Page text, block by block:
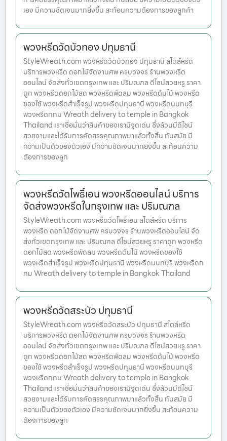
เอง มีความชัดเจนมากยิ่งขึ้น สะท้อนความต้องการของลูกค้า
พวงหรีดวัดบัวทอง ปทุมธานี
StyleWreath.com พวงหรีดวัดบัวทอง ปทุมธานี สไตล์หรีด
บริการพวงหรีด ดอกไม้จัดงานศพ ครบวงจร ร้านพวงหรีด
ออนไลน์ จัดส่งทั่วเขตกรุงเทพ และ ปริมณฑล ดีไซน์สวยหรู ราคา
ถูก พวงหรีดดอกไม้สด พวงหรีดพัดลม พวงหรีดต้นไม้ พวงหรีด
ของใช้ พวงหรีดสำเร็จรูป พวงหรีดปทุมธานี พวงหรีดนนทบุรี
พวงหรีดกทม Wreath delivery to temple in Bangkok
Thailand เราเชื่อมั่นว่าสินค้าของเรามีจุดเด่น ซึ่งล้วนมีดีไซน์
สวยงามและได้รับการคัดสรรคุณภาพมาแล้วทั้งสิ้น ทันสมัย มี
ความเป็นตัวของตัวเอง มีความชัดเจนมากยิ่งขึ้น สะท้อนความ
ต้องการของลูก
พวงหรีดวัดโพธิ์เอน พวงหรีดออนไลน์ บริการ
จัดส่งพวงหรีดในกรุงเทพ และ ปริมณฑล
StyleWreath.com พวงหรีดวัดโพธิ์เอน สไตล์หรีด บริการ
พวงหรีด ดอกไม้จัดงานศพ ครบวงจร ร้านพวงหรีดออนไลน์ จัด
ส่งทั่วเขตกรุงเทพ และ ปริมณฑล ดีไซน์สวยหรู ราคาถูก พวงหรีด
ดอกไม้สด พวงหรีดพัดลม พวงหรีดต้นไม้ พวงหรีดของใช้
พวงหรีดสำเร็จรูป พวงหรีดปทุมธานี พวงหรีดนนทบุรี พวงหรีดก
ทม Wreath delivery to temple in Bangkok Thailand
พวงหรีดวัดสระบัว ปทุมธานี
StyleWreath.com พวงหรีดวัดสระบัว ปทุมธานี สไตล์หรีด
บริการพวงหรีด ดอกไม้จัดงานศพ ครบวงจร ร้านพวงหรีด
ออนไลน์ จัดส่งทั่วเขตกรุงเทพ และ ปริมณฑล ดีไซน์สวยหรู ราคา
ถูก พวงหรีดดอกไม้สด พวงหรีดพัดลม พวงหรีดต้นไม้ พวงหรีด
ของใช้ พวงหรีดสำเร็จรูป พวงหรีดปทุมธานี พวงหรีดนนทบุรี
พวงหรีดกทม Wreath delivery to temple in Bangkok
Thailand เราเชื่อมั่นว่าสินค้าของเรามีจุดเด่น ซึ่งล้วนมีดีไซน์
สวยงามและได้รับการคัดสรรคุณภาพมาแล้วทั้งสิ้น ทันสมัย มี
ความเป็นตัวของตัวเอง มีความชัดเจนมากยิ่งขึ้น สะท้อนความ
ต้องการของลูก